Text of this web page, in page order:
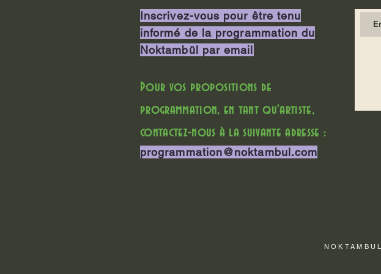
Inscrivez-vous pour être tenu
informé de la programmation du
Noktambül par email
Pour vos propositions de
programmation, en tant qu'artiste,
contactez-nous à la suivante adresse :
programmation@noktambul.com